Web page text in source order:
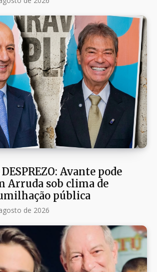
Avante pode
Arruda sob clima de
pública
de 2026